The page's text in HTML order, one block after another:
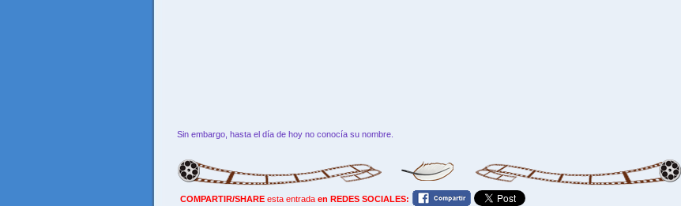
Sin embargo, hasta el día de hoy no conocía su nombre.
COMPARTIR/SHARE esta entrada en REDES SOCIALES: